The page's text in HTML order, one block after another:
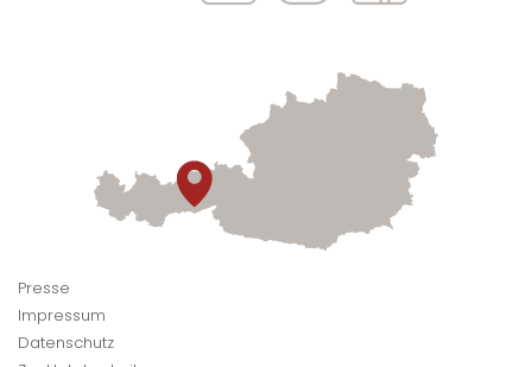
Presse
Impressum
Datenschutz